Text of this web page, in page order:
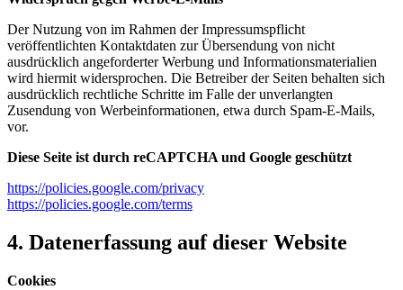
Der Nutzung von im Rahmen der Impressumspflicht
veröffentlichten Kontaktdaten zur Übersendung von nicht
ausdrücklich angeforderter Werbung und Informationsmaterialien
wird hiermit widersprochen. Die Betreiber der Seiten behalten sich
ausdrücklich rechtliche Schritte im Falle der unverlangten
Zusendung von Werbeinformationen, etwa durch Spam-E-Mails,
vor.
Diese Seite ist durch reCAPTCHA und Google geschützt
https://policies.google.com/privacy
https://policies.google.com/terms
4. Datenerfassung auf dieser Website
Cookies